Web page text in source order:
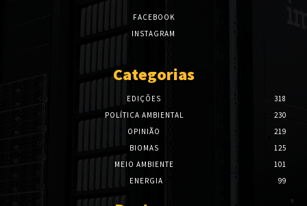
FACEBOOK
INSTAGRAM
Categorias
EDIÇÕES
318
POLÍTICA AMBIENTAL
230
OPINIÃO
219
BIOMAS
125
MEIO AMBIENTE
101
ENERGIA
99